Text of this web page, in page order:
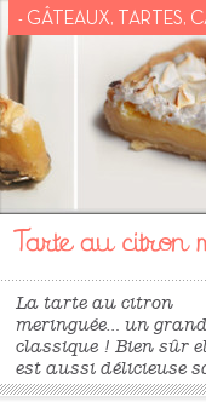
préférence à fond
d’environ 16/18cm)
pouvoir rentrer dans
plat plus grand
four,...
- GÂTEAUX, TARTES,
Tarte au citron
La tarte au citron
meringuée… un
classique ! Bien sûr
est aussi délicieuse
meringue ! 125 g de